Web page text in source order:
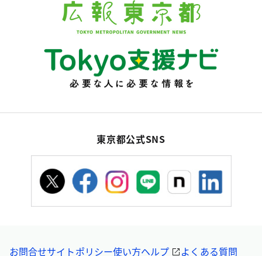
東京都公式SNS
お問合せサイトポリシー使い方ヘルプ よくある質問